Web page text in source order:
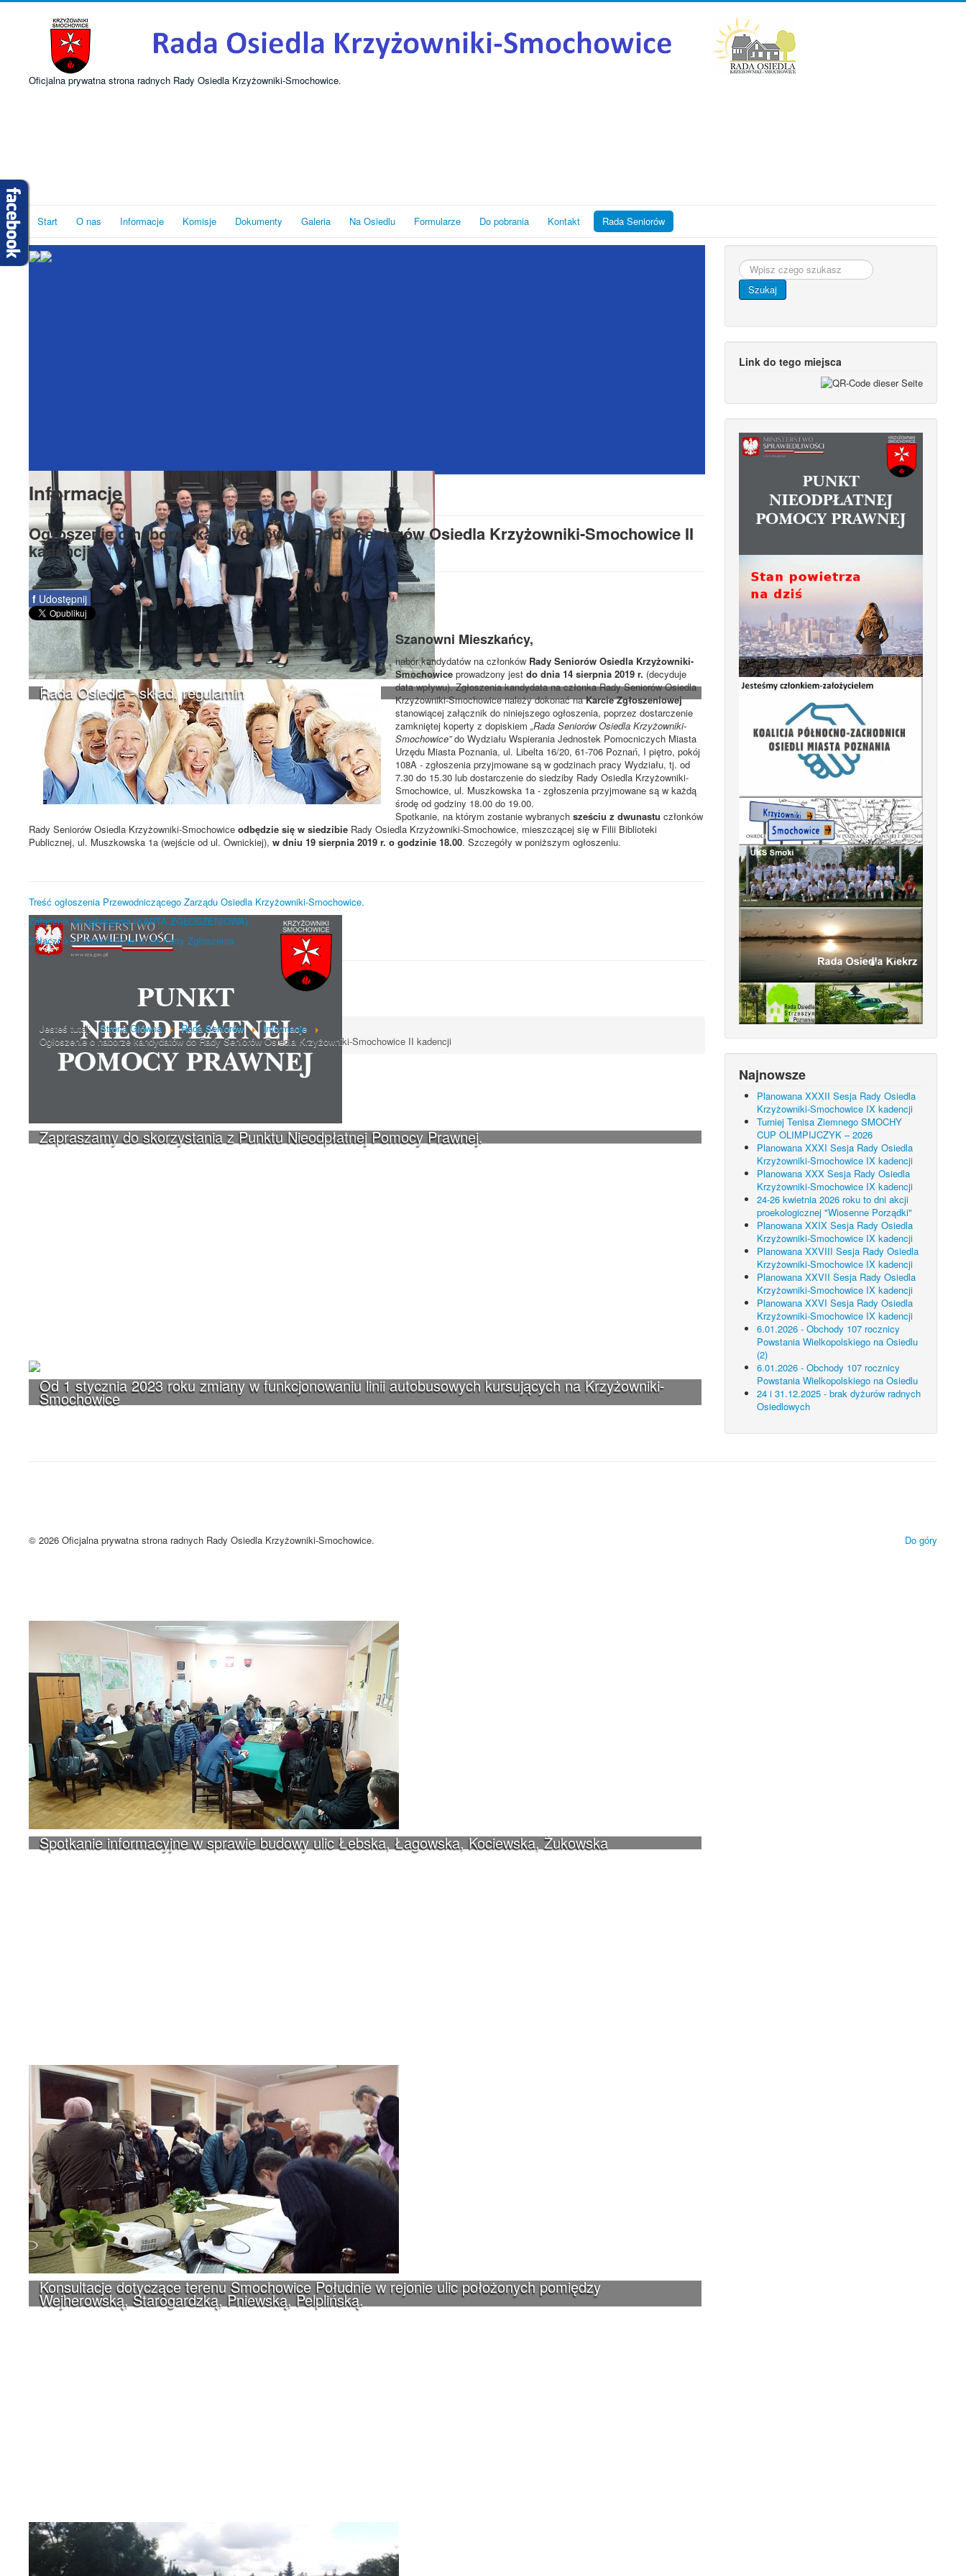
Oficjalna prywatna strona radnych Rady Osiedla Krzyżowniki-Smochowice.
Start O nas Informacje Komisje Dokumenty Galeria Na Osiedlu Formularze Do pobrania Kontakt Rada Seniorów
Rada Osiedla - skład, regulamin
Zapraszamy do skorzystania z Punktu Nieodpłatnej Pomocy Prawnej.
Od 1 stycznia 2023 roku zmiany w funkcjonowaniu linii autobusowych kursujących na Krzyżowniki-
Smochowice
Spotkanie informacyjne w sprawie budowy ulic Łebska, Łagowska, Kociewska, Żukowska
Konsultacje dotyczące terenu Smochowice Południe w rejonie ulic położonych pomiędzy
Wejherowską, Starogardzką, Pniewską, Pelplińską.
Informacje
Ogłoszenie o naborze kandydatów do Rady Seniorów Osiedla Krzyżowniki-Smochowice II
kadencji
f Udostępnij
Szanowni Mieszkańcy,
nabór kandydatów na członków Rady Seniorów Osiedla Krzyżowniki-
Smochowice prowadzony jest do dnia 14 sierpnia 2019 r. (decyduje
data wpływu). Zgłoszenia kandydata na członka Rady Seniorów Osiedla
Krzyżowniki-Smochowice należy dokonać naKarcie Zgłoszeniowej
stanowiącej załącznik do niniejszego ogłoszenia, poprzez dostarczenie
zamkniętej koperty z dopiskiem „Rada Seniorów Osiedla Krzyżowniki-
Smochowice”do Wydziału Wspierania Jednostek Pomocniczych Miasta
Urzędu Miasta Poznania, ul. Libelta 16/20, 61-706 Poznań, I piętro, pokój
108A - zgłoszenia przyjmowane są w godzinach pracy Wydziału, tj. od
7.30 do 15.30 lub dostarczenie do siedziby Rady Osiedla Krzyżowniki-
Smochowice, ul. Muszkowska 1a - zgłoszenia przyjmowane są w każdą
środę od godziny 18.00 do 19.00.
Spotkanie, na którym zostanie wybranych sześciu z dwunastu członków
Rady Seniorów Osiedla Krzyżowniki-Smochowice odbędzie się w siedzibie Rady Osiedla Krzyżowniki-Smochowice, mieszczącej się w Filii Biblioteki
Publicznej, ul. Muszkowska 1a (wejście od ul. Ownickiej), w dniu 19 sierpnia 2019 r. o godzinie 18.00. Szczegóły w poniższym ogłoszeniu.
Treść ogłoszenia Przewodniczącego Zarządu Osiedla Krzyżowniki-Smochowice.
Załącznik do ogłoszenia (KARTA ZGŁOSZENIOWA).
Załacznik z oświadczeniami do Karty Zgłoszenia.
Jesteś tutaj: Strona Główna Rada Seniorów
Informacje
Ogłoszenie o naborze kandydatów do Rady Seniorów Osiedla Krzyżowniki-Smochowice II kadencji
Szukaj...
Szukaj
Link do tego miejsca
Najnowsze
Planowana XXXII Sesja Rady Osiedla
Krzyżowniki-Smochowice IX kadencji
Turniej Tenisa Ziemnego SMOCHY
CUP OLIMPIJCZYK – 2026
Planowana XXXI Sesja Rady Osiedla
Krzyżowniki-Smochowice IX kadencji
Planowana XXX Sesja Rady Osiedla
Krzyżowniki-Smochowice IX kadencji
24-26 kwietnia 2026 roku to dni akcji
proekologicznej "Wiosenne Porządki"
Planowana XXIX Sesja Rady Osiedla
Krzyżowniki-Smochowice IX kadencji
Planowana XXVIII Sesja Rady Osiedla
Krzyżowniki-Smochowice IX kadencji
Planowana XXVII Sesja Rady Osiedla
Krzyżowniki-Smochowice IX kadencji
Planowana XXVI Sesja Rady Osiedla
Krzyżowniki-Smochowice IX kadencji
6.01.2026 - Obchody 107 rocznicy
Powstania Wielkopolskiego na Osiedlu
(2)
6.01.2026 - Obchody 107 rocznicy
Powstania Wielkopolskiego na Osiedlu
24 i 31.12.2025 - brak dyżurów radnych
Osiedlowych
Do góry
© 2026 Oficjalna prywatna strona radnych Rady Osiedla Krzyżowniki-Smochowice.